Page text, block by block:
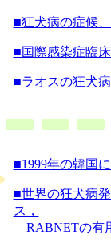
■狂犬病の症候
■国際感染症臨
■ラオスの狂犬
■1999年の韓国
■世界の狂犬病
ス，
RABNETの有